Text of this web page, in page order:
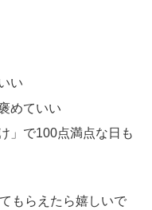
い
めていい
」で100点満点な日も
もらえたら嬉しいで